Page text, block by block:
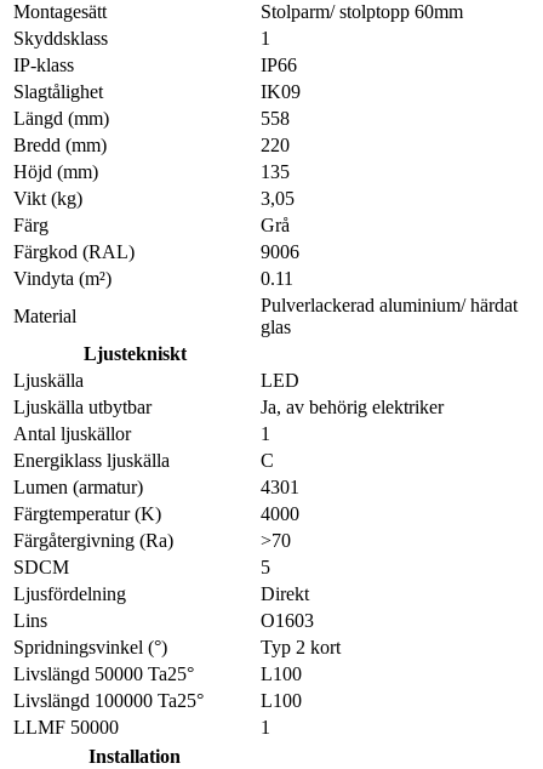
Montagesätt
Stolparm/ stolptopp 60mm
Skyddsklass
1
IP-klass
IP66
Slagtålighet
IK09
Längd (mm)
558
Bredd (mm)
220
Höjd (mm)
135
Vikt (kg)
3,05
Färg
Grå
Färgkod (RAL)
9006
Vindyta (m²)
0.11
Material
Pulverlackerad aluminium/ härdat
glas
Ljustekniskt
Ljuskälla
LED
Ljuskälla utbytbar
Ja, av behörig elektriker
Antal ljuskällor
1
Energiklass ljuskälla
C
Lumen (armatur)
4301
Färgtemperatur (K)
4000
Färgåtergivning (Ra)
>70
SDCM
5
Ljusfördelning
Direkt
Lins
O1603
Spridningsvinkel (°)
Typ 2 kort
Livslängd 50000 Ta25°
L100
Livslängd 100000 Ta25°
L100
LLMF 50000
1
Installation